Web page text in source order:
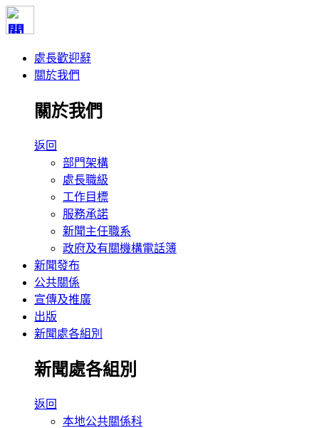
處長歡迎辭
關於我們
關於我們
返回
部門架構
處長職級
工作目標
服務承諾
新聞主任職系
政府及有關機構電話簿
新聞發布
公共關係
宣傳及推廣
出版
新聞處各組別
新聞處各組別
返回
本地公共關係科